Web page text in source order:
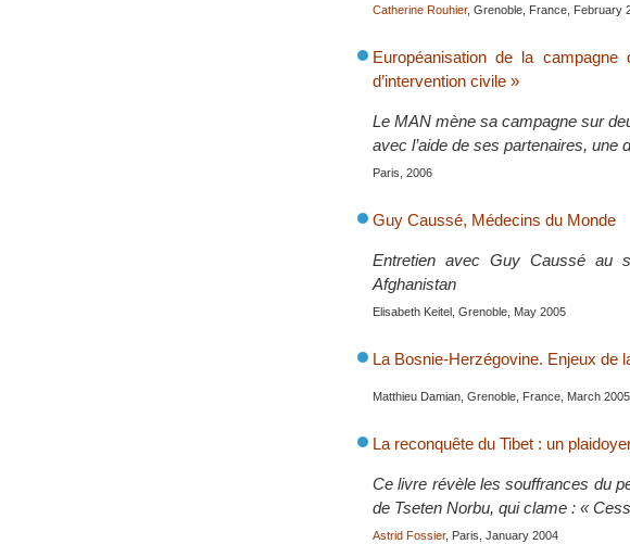
Catherine Rouhier, Grenoble, France, February
Européanisation de la
d’intervention civile »
Le MAN mène sa campagne sur
avec l’aide de ses partenaires, une
Paris, 2006
Guy Caussé, Médecins du Monde
Entretien avec Guy Caussé au
Afghanistan
Elisabeth Keitel, Grenoble, May 2005
La Bosnie-Herzégovine. Enjeux de
Matthieu Damian, Grenoble, France, March 2005
La reconquête du Tibet : un
Ce livre révèle les souffrances du
de Tseten Norbu, qui clame : «
Astrid Fossier, Paris, January 2004